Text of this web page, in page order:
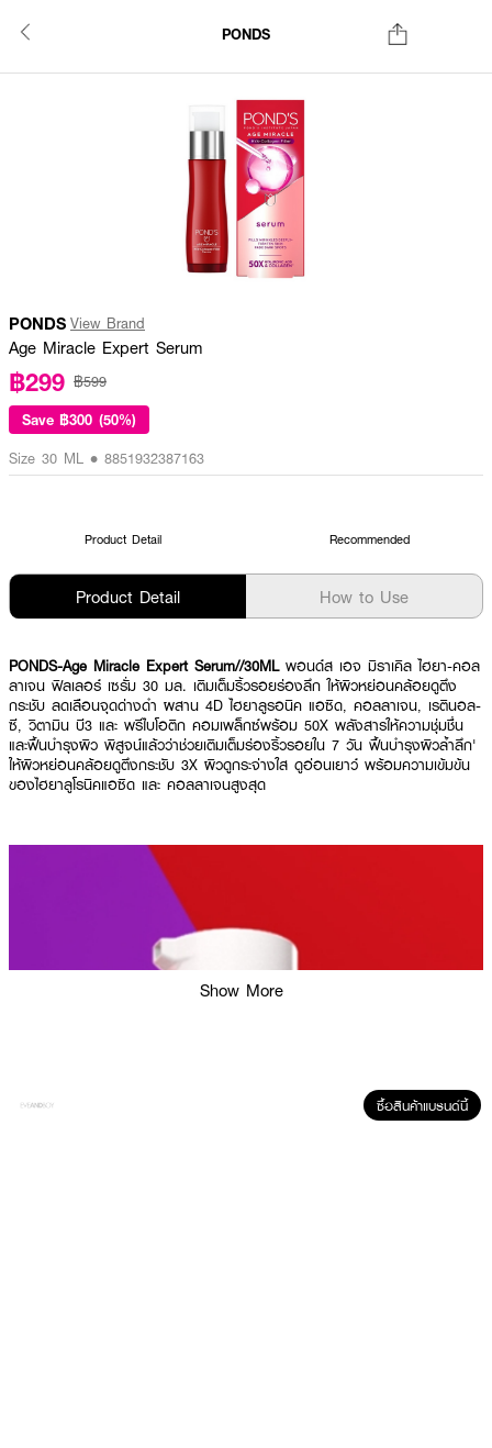
PONDS
PONDS View Brand
Age Miracle Expert Serum
฿299 ฿599
Save ฿300 (50%)
Size 30 ML • 8851932387163
Product Detail Recommended
Product Detail How to Use
PONDS-Age Miracle Expert Serum//30ML พอนด์ส เอจ มิราเคิล ไฮยา-คอล
ลาเจน ฟิลเลอร์ เซรั่ม 30 มล. เติมเต็มริ้วรอยร่องลึก ให้ผิวหย่อนคล้อยดูตึง
กระชับ ลดเลือนจุดด่างดำ ผสาน 4D ไฮยาลูรอนิค แอซิด, คอลลาเจน, เรตินอล-
ซี, วิตามิน บี3 และ พรีไบโอติก คอมเพล็กซ์พร้อม 50X พลังสารให้ความชุ่มชื่น
และฟื้นบำรุงผิว พิสูจน์แล้วว่าช่วยเติมเต็มร่องริ้วรอยใน 7 วัน ฟื้นบำรุงผิวล้ำลึก'
ให้ผิวหย่อนคล้อยดูตึงกระชับ 3X ผิวดูกระจ่างใส ดูอ่อนเยาว์ พร้อมความเข้มข้น
ของไฮยาลูโรนิคแอซิด และ คอลลาเจนสูงสุด
Show More
ซื้อสินค้าแบรนด์นี้